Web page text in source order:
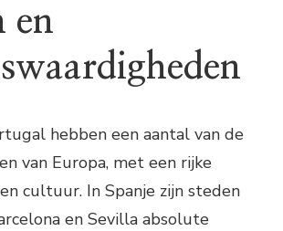
en
hebben een aantal van de
van Europa, met een rijke
cultuur. In Spanje zijn steden
en Sevilla absolute